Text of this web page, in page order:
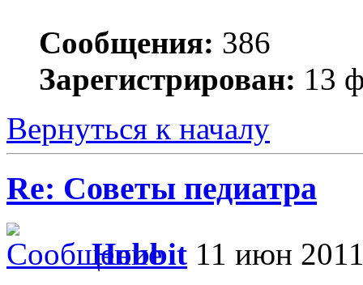
Сообщения: 386
Зарегистрирован: 13
Вернуться к началу
Re: Советы педиатра
Hobbit 11 июн